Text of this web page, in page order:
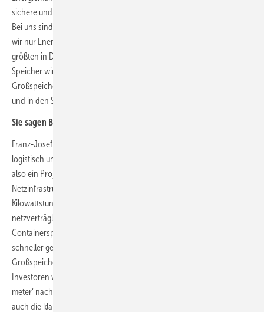
sichere und unabhängige Energieversorgung.
Bei uns sind Speicher und Energiemanagement eine Einheit. Wären
wir nur Energiemanagementsystem-Anbieter, wären wir einer der
größten in Deutschland. Diese Erfahrung bringen wir dorthin, wo
Speicher wirklich Sinn ergeben – nicht nur in die Bubble „Standalone-
Großspeicher auf dem freien Feld“, sondern an den Industriestandort
und in den Solarpark.
Sie sagen Bubble?
Franz-Josef Feilmeier: Ein Containergroßspeicher als Produkt ist
logistisch und kostenseitig optimiert, größer skaliert es nicht. Während
also ein Projekt mit zig solcher Einheiten eigene teure
Netzinfrastruktur und teure Pachtflächen braucht – und dann jede
Kilowattstunde am Energiemarkt kaufen und verkaufen und dafür mit
netzverträglichen Restriktionen durchs Netz muss – können dieselben
Containerspeicher co-located kombinierte Einnahmen erzielen,
schneller gebaut werden und freier agieren. Der Standalone-
Großspeicher-Hype renditehungriger, meist internationaler
Investoren wird also vorübergehen, während Speicher ‚behind-the-
meter‘ nachhaltig wirtschaftlich sind und bleiben. Daher haben wir
auch die klare Vision von einem „Speicher und Energiemanagement